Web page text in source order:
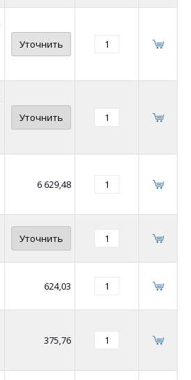
Уточнить
Уточнить
6 629,48
Уточнить
624,03
375,76